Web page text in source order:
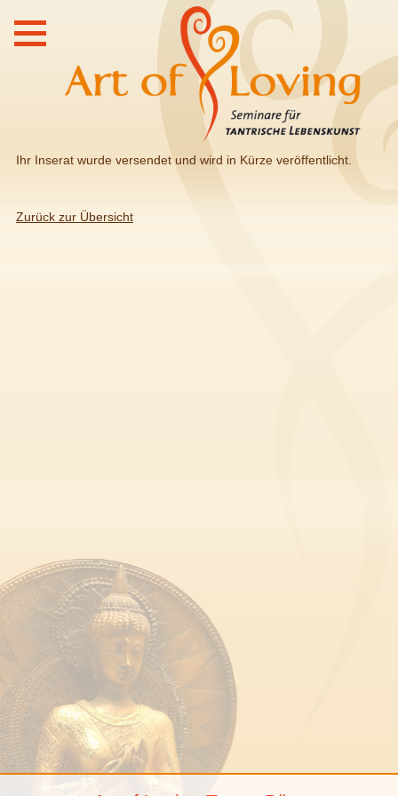
Ihr Inserat wurde versendet und wird in Kürze veröffentlicht.
Zurück zur Übersicht